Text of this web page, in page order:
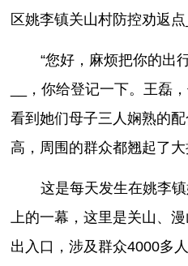
区姚李镇关山村防控劝返
“您好，麻烦把你的出
__，你给登记一下。王磊
看到她们母子三人娴熟的
高，周围的群众都翘起了
这是每天发生在姚李
上的一幕，这里是关山、
出入口，涉及群众4000多